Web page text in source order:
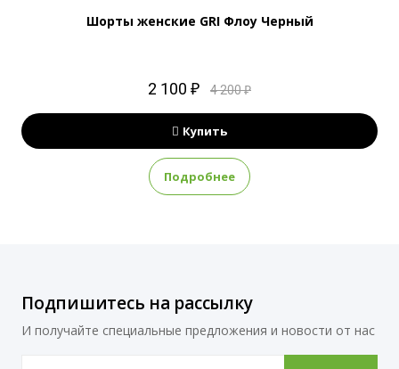
Шорты женские GRI Флоу Черный
2 100 ₽ 4 200 ₽
Купить
Подробнее
Подпишитесь на рассылку
И получайте специальные предложения и новости от нас